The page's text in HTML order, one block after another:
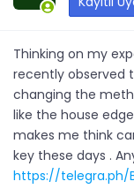
Thinking on my
recently observed
changing the
like the house
makes me think
key these days .
https://telegra.ph/